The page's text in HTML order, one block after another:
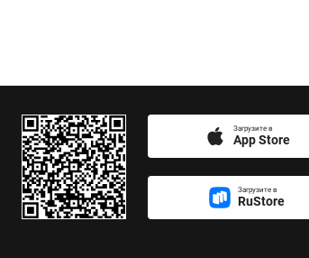
Загрузите в
App Store
Загрузите в
RuStore